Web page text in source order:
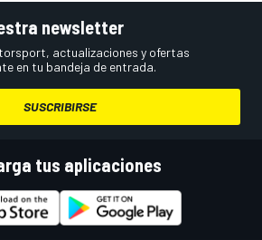
newsletter
actualizaciones y ofertas
en tu bandeja de entrada.
SUSCRIBIRSE
tus aplicaciones